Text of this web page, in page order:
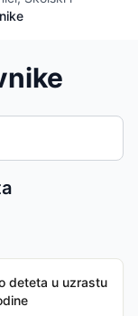
deteta u uzrastu